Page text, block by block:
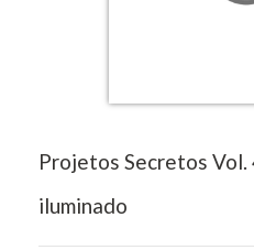
Projetos Secretos Vol.
iluminado